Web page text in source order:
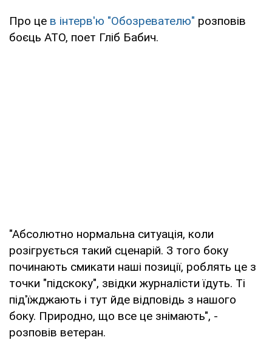
Про це в інтерв'ю "Обозревателю" розповів
боєць АТО, поет Гліб Бабич.
"Абсолютно нормальна ситуація, коли
розігрується такий сценарій. З того боку
починають смикати наші позиції, роблять це з
точки "підскоку", звідки журналісти їдуть. Ті
під'їжджають і тут йде відповідь з нашого
боку. Природно, що все це знімають", -
розповів ветеран.